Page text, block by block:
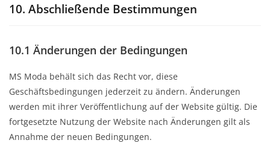
10. Abschließende Bestimmungen
10.1 Änderungen der Bedingungen
MS Moda behält sich das Recht vor, diese
Geschäftsbedingungen jederzeit zu ändern. Änderungen
werden mit ihrer Veröffentlichung auf der Website gültig. Die
fortgesetzte Nutzung der Website nach Änderungen gilt als
Annahme der neuen Bedingungen.